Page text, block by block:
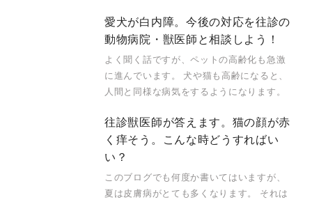
愛犬が白内障。今後の対応を往診の
動物病院・獣医師と相談しよう！
よく聞く話ですが、ペットの高齢化も急激
に進んでいます。 犬や猫も高齢になると、
人間と同様な病気をするようになります。
往診獣医師が答えます。猫の顔が赤
く痒そう。こんな時どうすればい
い？
このブログでも何度か書いてはいますが、
夏は皮膚病がとても多くなります。 それは